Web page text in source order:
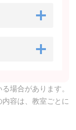
場合があります。
容は、教室ごとに